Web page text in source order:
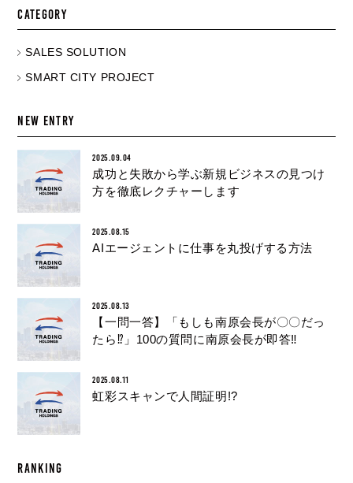
CATEGORY
SALES SOLUTION
SMART CITY PROJECT
NEW ENTRY
2025.09.04
成功と失敗から学ぶ新規ビジネスの見つけ
方を徹底レクチャーします
2025.08.15
AIエージェントに仕事を丸投げする方法
2025.08.13
【一問一答】「もしも南原会長が〇〇だっ
たら⁉︎」100の質問に南原会長が即答‼︎
2025.08.11
虹彩スキャンで人間証明!?
RANKING